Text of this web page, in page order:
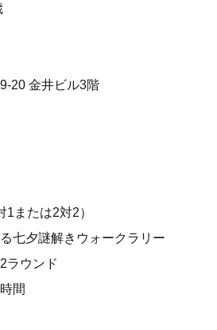
20 金井ビル3階
1または2対2）
七夕謎解きウォークラリー
ラウンド
間